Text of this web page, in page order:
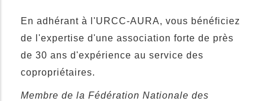
En adhérant à l'URCC-AURA, vous bénéficiez
de l'expertise d'une association forte de près
de 30 ans d'expérience au service des
copropriétaires.
Membre de la Fédération Nationale des